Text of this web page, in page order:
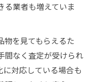
る業者も増えていま
物を見てもらえるた
間なく査定が受けられ
に対応している場合も